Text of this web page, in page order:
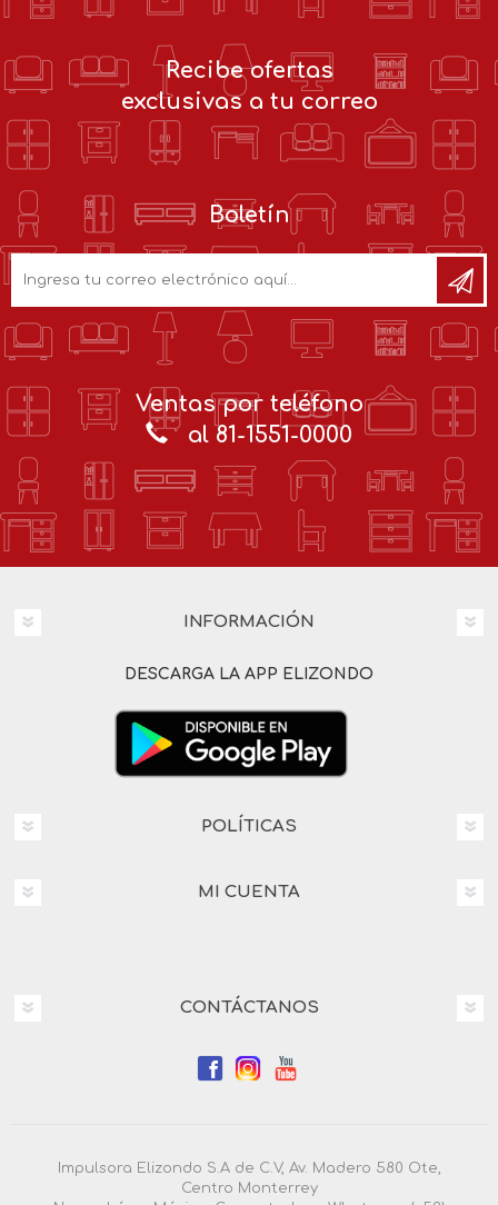
Recibe ofertas
exclusivas a tu correo
Boletín
Ventas por teléfono
al 81-1551-0000
INFORMACIÓN
DESCARGA LA APP ELIZONDO
POLÍTICAS
MI CUENTA
CONTÁCTANOS
Impulsora Elizondo S.A de C.V, Av. Madero 580 Ote,
Centro Monterrey